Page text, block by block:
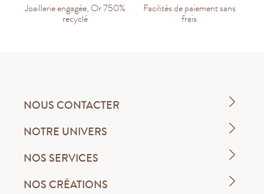
Joaillerie engagée, Or 750%
recyclé
Facilités de paiement sans
frais
NOUS CONTACTER
NOTRE UNIVERS
NOS SERVICES
NOS CRÉATIONS